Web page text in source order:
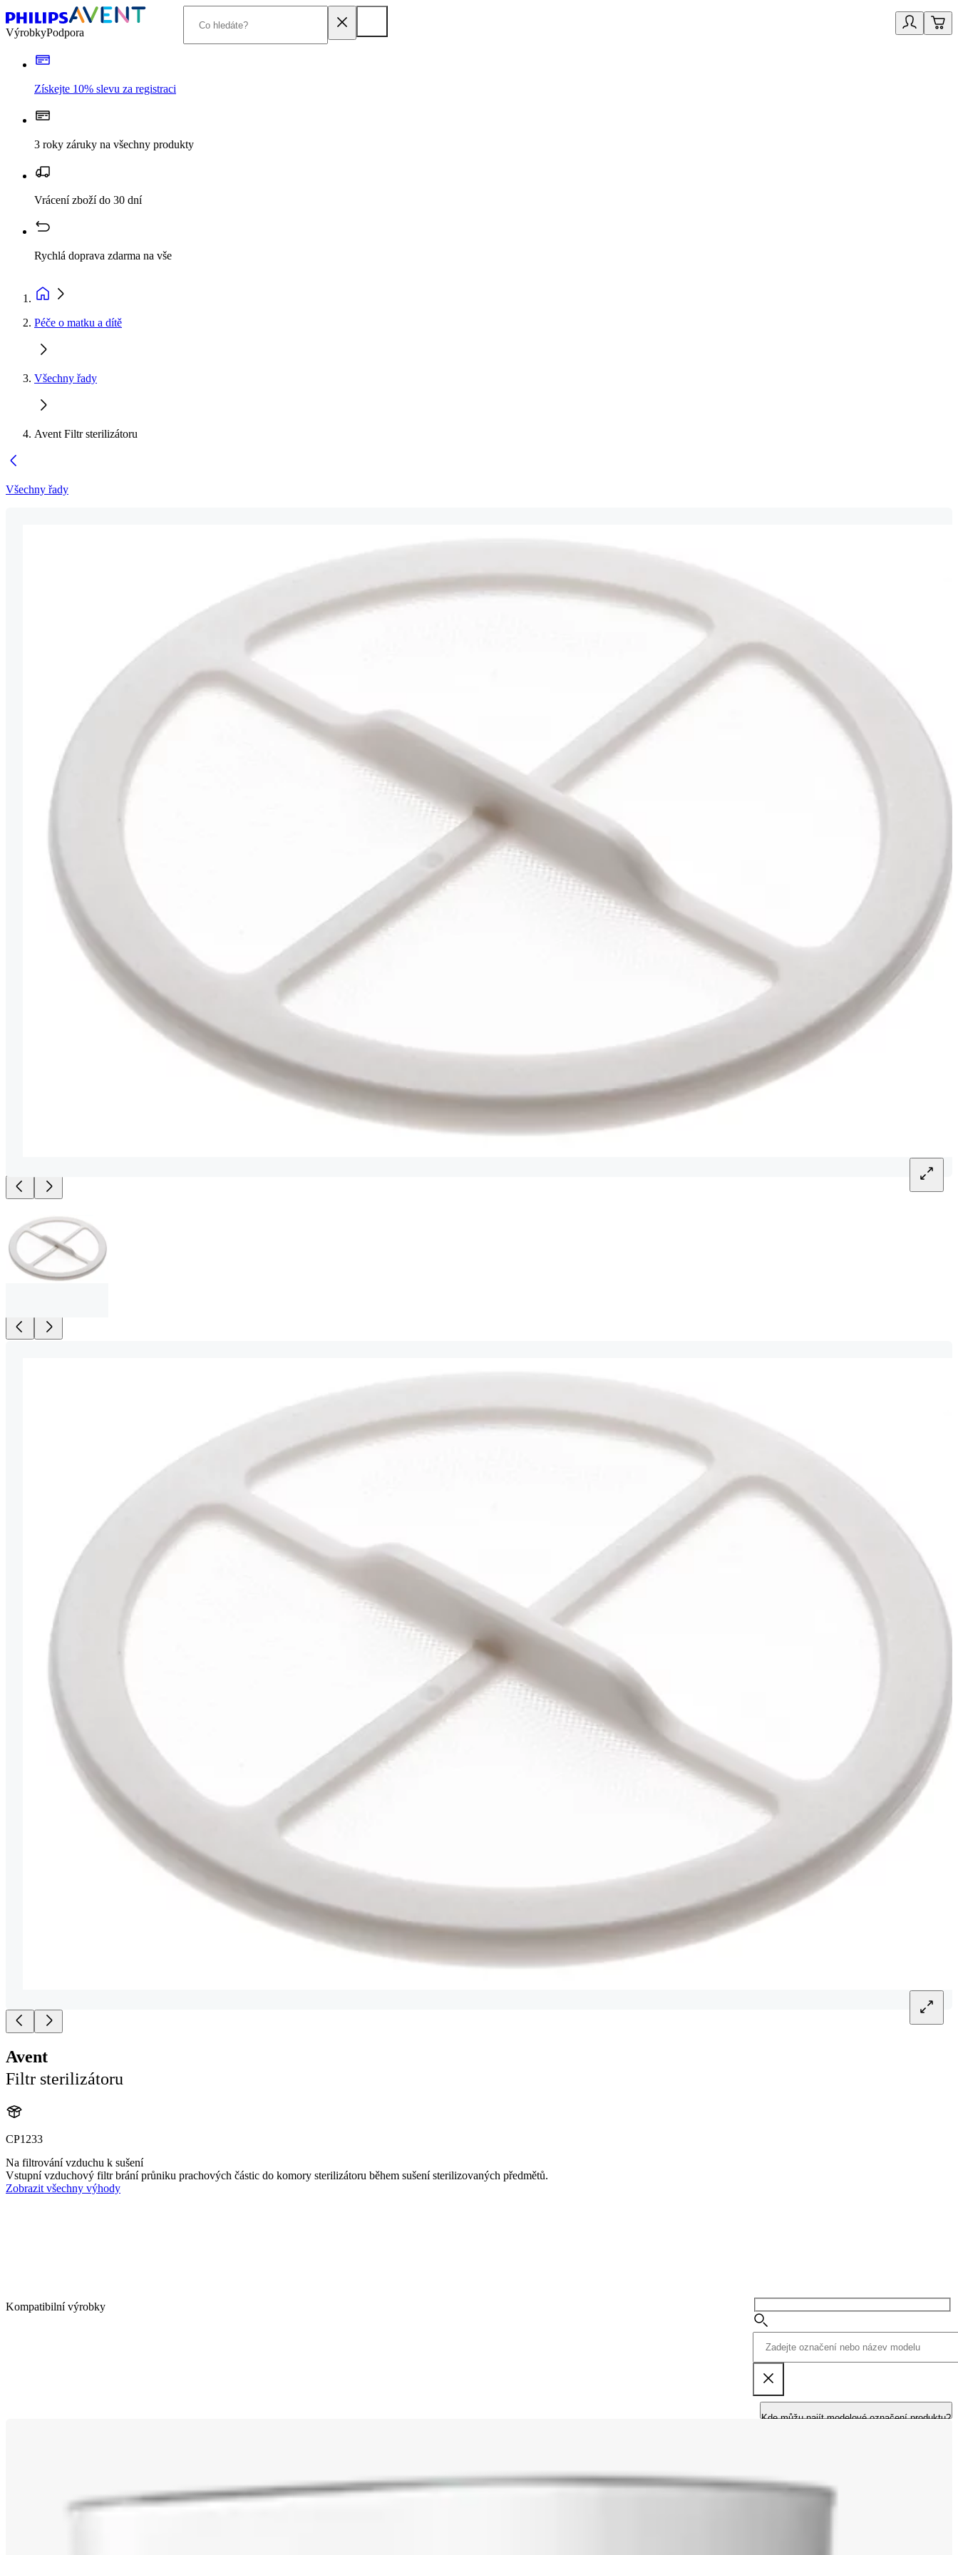
VýrobkyPodpora
Získejte 10% slevu za registraci
3 roky záruky na všechny produkty
Vrácení zboží do 30 dní
Rychlá doprava zdarma na vše
Péče o matku a dítě
Všechny řady
Avent Filtr sterilizátoru
Všechny řady
Avent
Filtr sterilizátoru
CP1233
Na filtrování vzduchu k sušení
Vstupní vzduchový filtr brání průniku prachových částic do komory sterilizátoru během sušení sterilizovaných předmětů.
Zobrazit všechny výhody
Kompatibilní výrobky
Kde můžu najít modelové označení produktu?